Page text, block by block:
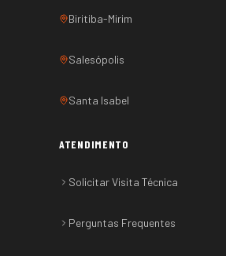
Biritiba-Mirim
Salesópolis
Santa Isabel
ATENDIMENTO
Solicitar Visita Técnica
Perguntas Frequentes